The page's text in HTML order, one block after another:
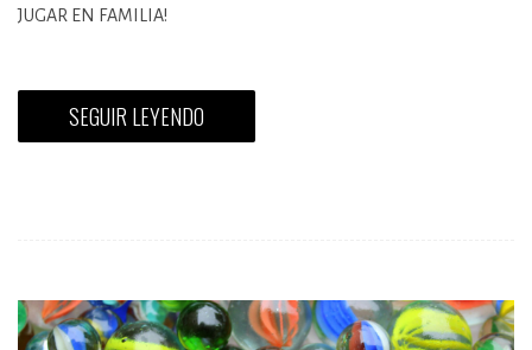
JUGAR EN FAMILIA!
SEGUIR LEYENDO